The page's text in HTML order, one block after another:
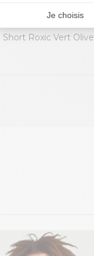
Short Roxic Vert Olive